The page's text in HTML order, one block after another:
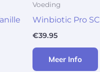
Voeding
Winbiotic Pro SC
€39.95
Meer Info